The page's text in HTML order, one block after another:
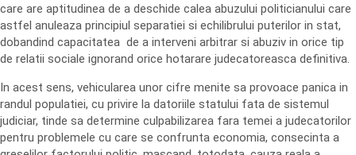
care are aptitudinea de a deschide calea abuzului politicianului care
astfel anuleaza principiul separatiei si echilibrului puterilor in stat,
dobandind capacitatea de a interveni arbitrar si abuziv in orice tip
de relatii sociale ignorand orice hotarare judecatoreasca definitiva.
In acest sens, vehicularea unor cifre menite sa provoace panica in
randul populatiei, cu privire la datoriile statului fata de sistemul
judiciar, tinde sa determine culpabilizarea fara temei a judecatorilor
pentru problemele cu care se confrunta economia, consecinta a